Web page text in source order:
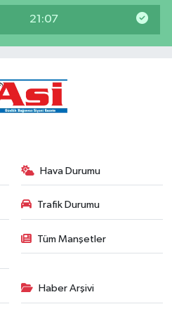
21:07
Hava Durumu
Trafik Durumu
Tüm Manşetler
Haber Arşivi